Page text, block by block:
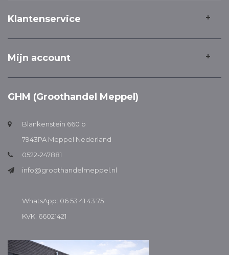
Klantenservice
Mijn account
GHM (Groothandel Meppel)
Blankenstein 660 b
7943PA Meppel Nederland
0522-247881
info@groothandelmeppel.nl
WhatsApp: 06 53 41 43 75
KVK: 66021421